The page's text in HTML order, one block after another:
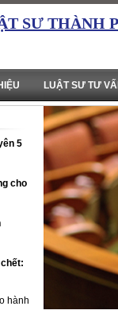
SƯ THÀNH
LUẬT SƯ TƯ
5
cho
hành